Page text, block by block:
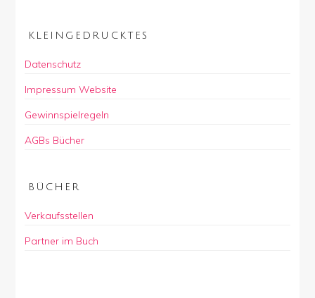
KLEINGEDRUCKTES
Datenschutz
Impressum Website
Gewinnspielregeln
AGBs Bücher
BÜCHER
Verkaufsstellen
Partner im Buch